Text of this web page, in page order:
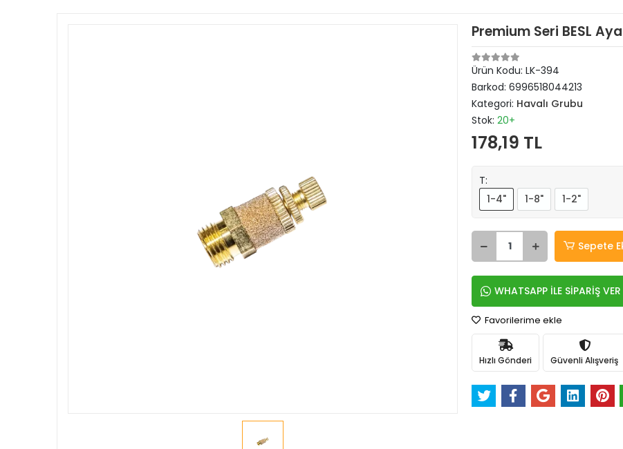
Premium Seri BESL
Ürün Kodu: LK-394
Barkod: 6996518044213
Kategori: Havalı Grubu
Stok: 20+
178,19 TL
T:
1-4"
1-8" 1-2"
Sepete
WHATSAPP İLE SİPARİŞ VER
Favorilerime ekle
Hızlı Gönderi Güvenli Alışveriş